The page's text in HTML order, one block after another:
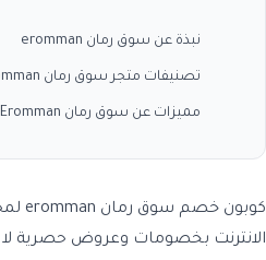
نبذة عن سوق رمان eromman
تصنيفات متجر سوق رمان eromman
مميزات عن سوق رمان Eromman
كوبون خصم سوق رمان eromman
الانترنت بخصومات وعروض حصرية لا